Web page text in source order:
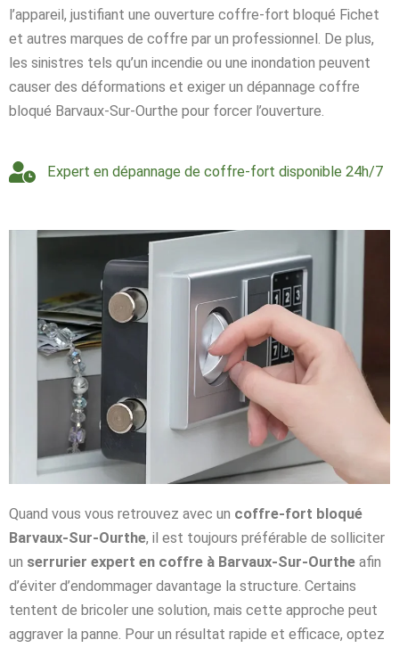
l’appareil, justifiant une ouverture coffre-fort bloqué Fichet
et autres marques de coffre par un professionnel. De plus,
les sinistres tels qu’un incendie ou une inondation peuvent
causer des déformations et exiger un dépannage coffre
bloqué Barvaux-Sur-Ourthe pour forcer l’ouverture.
Expert en dépannage de coffre-fort disponible 24h/7
Quand vous vous retrouvez avec un coffre-fort bloqué
Barvaux-Sur-Ourthe, il est toujours préférable de solliciter
un serrurier expert en coffre à Barvaux-Sur-Ourthe afin
d’éviter d’endommager davantage la structure. Certains
tentent de bricoler une solution, mais cette approche peut
aggraver la panne. Pour un résultat rapide et efficace, optez